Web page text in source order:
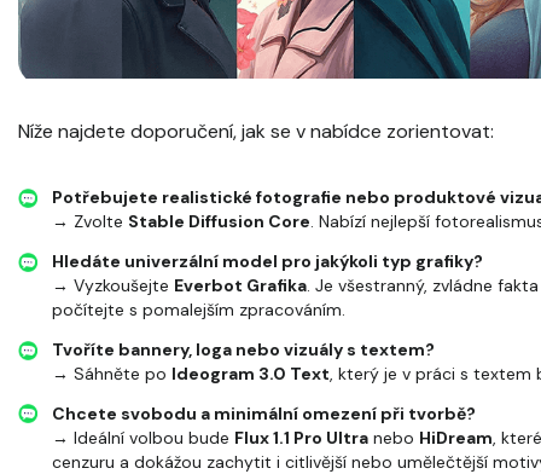
Níže najdete doporučení, jak se v nabídce zorientovat:
Potřebujete realistické fotografie nebo produktové
→ Zvolte Stable Diffusion Core. Nabízí nejlepší
Hledáte univerzální model pro jakýkoli typ grafiky?
→ Vyzkoušejte Everbot Grafika. Je všestranný, zvládne
počítejte s pomalejším zpracováním.
Tvoříte bannery, loga nebo vizuály s textem?
→ Sáhněte po Ideogram 3.0 Text, který je v práci s textem
Chcete svobodu a minimální omezení při tvorbě?
→ Ideální volbou bude Flux 1.1 Pro Ultra nebo HiDream ,
cenzuru a dokážou zachytit i citlivější nebo umělečtější